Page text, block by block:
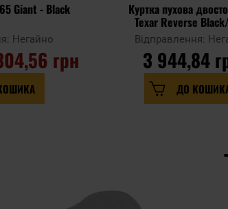
Giant - Black
Негайно
грн
Куртка пухова
Texar Reverse
Відправлення:
3 944,84
ДО